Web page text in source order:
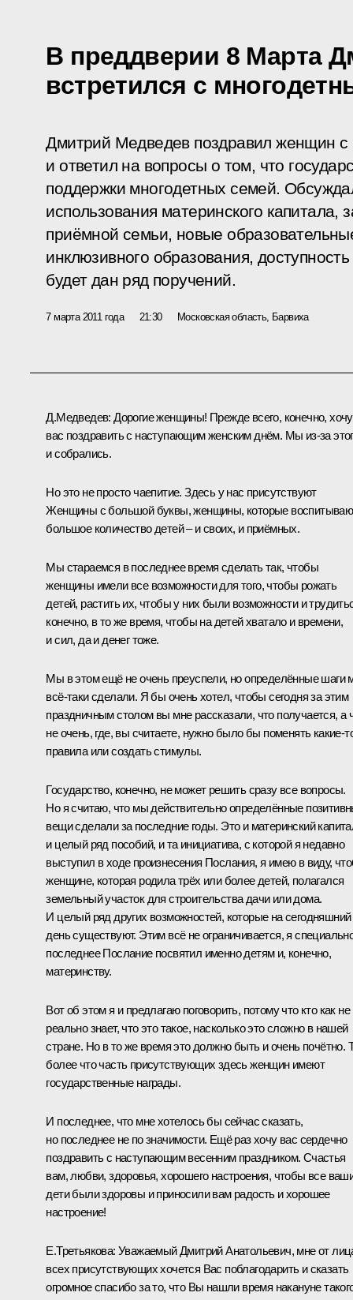
В преддверии 8 Марта
встретился с
Дмитрий Медведев поздравил женщин
и ответил на вопросы о том, что
поддержки многодетных семей.
использования материнского капитала,
приёмной семьи, новые
инклюзивного образования,
будет дан ряд поручений.
7 марта 2011 года 21:30 Московская область, Барвиха
Д.Медведев:Дорогие женщины! Прежде всего, конечно, хочу
вас поздравить с наступающим женским днём. Мы из‑за
и собрались.
Но это не просто чаепитие. Здесь у нас присутствуют
Женщины с большой буквы, женщины, которые
большое количество детей – и своих, и приёмных.
Мы стараемся в последнее время сделать так, чтобы
женщины имели все возможности для того, чтобы рожать
детей, растить их, чтобы у них были возможности и
конечно, в то же время, чтобы на детей хватало и времени,
и сил, да и денег тоже.
Мы в этом ещё не очень преуспели, но определённые шаги
всё‑таки сделали. Я бы очень хотел, чтобы сегодня за этим
праздничным столом вы мне рассказали, что получается, а
не очень, где, вы считаете, нужно было бы поменять
правила или создать стимулы.
Государство, конечно, не может решить сразу все вопросы.
Но я считаю, что мы действительно определённые
вещи сделали за последние годы. Это и материнский
и целый ряд пособий, и та инициатива, с которой я недавно
выступил в ходе произнесения Послания, я имею в виду,
женщине, которая родила трёх или более детей, полагался
земельный участок для строительства дачи или дома.
И целый ряд других возможностей, которые на сегодняшний
день существуют. Этим всё не ограничивается, я
последнее Послание посвятил именно детям и, конечно,
материнству.
Вот об этом я и предлагаю поговорить, потому что кто как
реально знает, что это такое, насколько это сложно в нашей
стране. Но в то же время это должно быть и очень почётно.
более что часть присутствующих здесь женщин имеют
государственные награды.
И последнее, что мне хотелось бы сейчас сказать,
но последнее не по значимости. Ещё раз хочу вас сердечно
поздравить с наступающим весенним праздником. Счастья
вам, любви, здоровья, хорошего настроения, чтобы все
дети были здоровы и приносили вам радость и хорошее
настроение!
Е.Третьякова: Уважаемый Дмитрий Анатольевич, мне от
всех присутствующих хочется Вас поблагодарить и сказать
огромное спасибо за то, что Вы нашли время накануне